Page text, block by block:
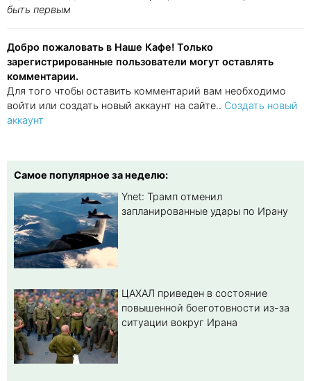
быть первым
Добро пожаловать в Наше Кафе! Только
зарегистрированные пользователи могут оставлять
комментарии.
Для того чтобы оставить комментарий вам необходимо
войти или создать новый аккаунт на сайте.. Создать новый
аккаунт
Самое популярное за неделю:
Ynet: Трамп отменил
запланированные удары по Ирану
ЦАХАЛ приведен в состояние
повышенной боеготовности из-за
ситуации вокруг Ирана